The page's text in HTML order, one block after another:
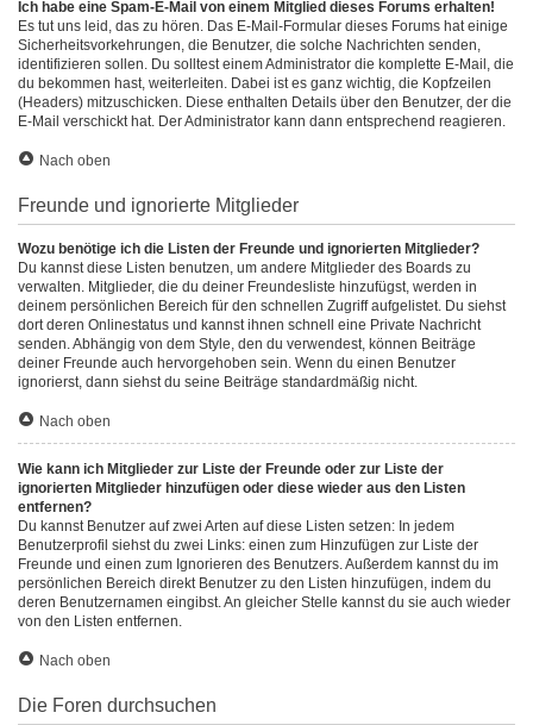
Ich habe eine Spam-E-Mail von einem Mitglied dieses Forums erhalten!
Es tut uns leid, das zu hören. Das E-Mail-Formular dieses Forums hat einige
Sicherheitsvorkehrungen, die Benutzer, die solche Nachrichten senden,
identifizieren sollen. Du solltest einem Administrator die komplette E-Mail, die
du bekommen hast, weiterleiten. Dabei ist es ganz wichtig, die Kopfzeilen
(Headers) mitzuschicken. Diese enthalten Details über den Benutzer, der die
E-Mail verschickt hat. Der Administrator kann dann entsprechend reagieren.
Nach oben
Freunde und ignorierte Mitglieder
Wozu benötige ich die Listen der Freunde und ignorierten Mitglieder?
Du kannst diese Listen benutzen, um andere Mitglieder des Boards zu
verwalten. Mitglieder, die du deiner Freundesliste hinzufügst, werden in
deinem persönlichen Bereich für den schnellen Zugriff aufgelistet. Du siehst
dort deren Onlinestatus und kannst ihnen schnell eine Private Nachricht
senden. Abhängig von dem Style, den du verwendest, können Beiträge
deiner Freunde auch hervorgehoben sein. Wenn du einen Benutzer
ignorierst, dann siehst du seine Beiträge standardmäßig nicht.
Nach oben
Wie kann ich Mitglieder zur Liste der Freunde oder zur Liste der
ignorierten Mitglieder hinzufügen oder diese wieder aus den Listen
entfernen?
Du kannst Benutzer auf zwei Arten auf diese Listen setzen: In jedem
Benutzerprofil siehst du zwei Links: einen zum Hinzufügen zur Liste der
Freunde und einen zum Ignorieren des Benutzers. Außerdem kannst du im
persönlichen Bereich direkt Benutzer zu den Listen hinzufügen, indem du
deren Benutzernamen eingibst. An gleicher Stelle kannst du sie auch wieder
von den Listen entfernen.
Nach oben
Die Foren durchsuchen